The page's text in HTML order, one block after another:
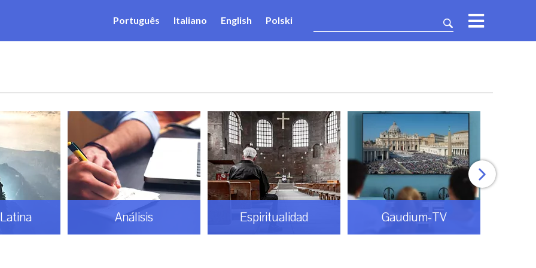
Português Italiano English Polski
Análisis Espiritualidad Gaudium-TV